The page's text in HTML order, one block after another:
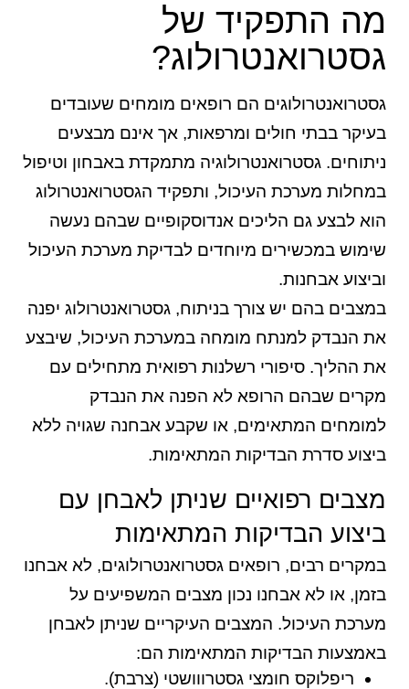
מה התפקיד של
גסטרואנטרולוג?
גסטרואנטרולוגים הם רופאים מומחים שעובדים
בעיקר בבתי חולים ומרפאות, אך אינם מבצעים
ניתוחים. גסטרואנטרולוגיה מתמקדת באבחון וטיפול
במחלות מערכת העיכול, ותפקיד הגסטרואנטרולוג
הוא לבצע גם הליכים אנדוסקופיים שבהם נעשה
שימוש במכשירים מיוחדים לבדיקת מערכת העיכול
וביצוע אבחנות.
במצבים בהם יש צורך בניתוח, גסטרואנטרולוג יפנה
את הנבדק למנתח מומחה במערכת העיכול, שיבצע
את ההליך. סיפורי רשלנות רפואית מתחילים עם
מקרים שבהם הרופא לא הפנה את הנבדק
למומחים המתאימים, או שקבע אבחנה שגויה ללא
ביצוע סדרת הבדיקות המתאימות.
מצבים רפואיים שניתן לאבחן עם
ביצוע הבדיקות המתאימות
במקרים רבים, רופאים גסטרואנטרולוגים, לא אבחנו
בזמן, או לא אבחנו נכון מצבים המשפיעים על
מערכת העיכול. המצבים העיקריים שניתן לאבחן
באמצעות הבדיקות המתאימות הם:
ריפלוקס חומצי גסטרווושטי (צרבת).